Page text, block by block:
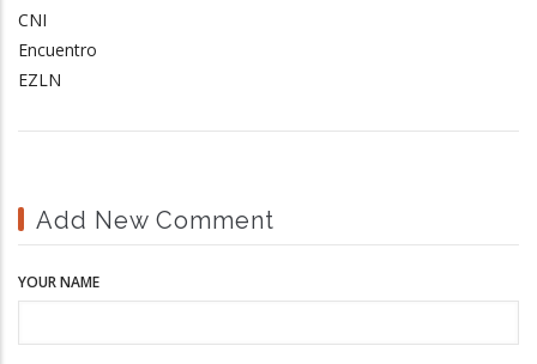
CNI
Encuentro
EZLN
Add New Comment
YOUR NAME